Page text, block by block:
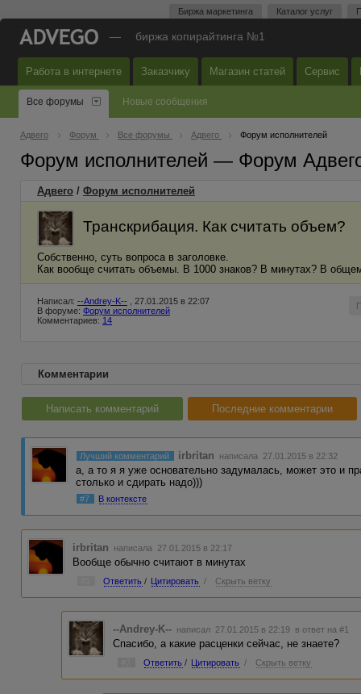
Биржа маркетинга Каталог услуг
— биржа копирайтинга №1
Работа в интернете Заказчику Магазин статей Сервис
Все форумы Новые сообщения
Адвего Форум Все форумы Адвего Форум исполнителей
Форум исполнителей — Форум
Адвего / Форум исполнителей
Транскрибация. Как считать объем?
Собственно, суть вопроса в заголовке.
Как вообще считать объемы. В 1000 знаков? В минутах? В
Написал: --Andrey-K-- , 27.01.2015 в 22:07
В форуме: Форум исполнителей
Комментариев: 14
Комментарии
Написать комментарий Последние комментарии
Лучший комментарий irbritan написала 27.01.2015 в 22:32
а, а то я я уже основательно задумалась, может это и
столько и сдирать надо)))
#7 В контексте
irbritan написала 27.01.2015 в 22:17
Вообще обычно считают в минутах
Ответить / Цитировать / Скрыть ветку
--Andrey-K-- написал 27.01.2015 в 22:19 в ответ на #1
Спасибо, а какие расценки сейчас, не знаете?
Ответить / Цитировать / Скрыть ветку